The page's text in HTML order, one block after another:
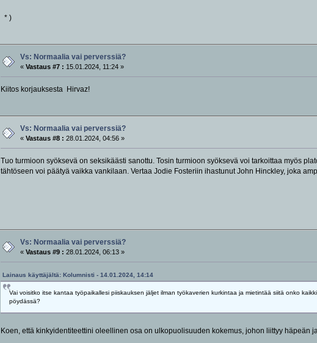
* )
Vs: Normaalia vai perverssiä?
«Vastaus #7 : 15.01.2024, 11:24 »
Kiitos korjauksesta Hirvaz!
Vs: Normaalia vai perverssiä?
«Vastaus #8 : 28.01.2024, 04:56 »
Tuo turmioon syöksevä on seksikäästi sanottu. Tosin turmioon syöksevä voi tarkoittaa myös
tähtöseen voi päätyä vaikka vankilaan. Vertaa Jodie Fosteriin ihastunut John Hinckley, joka
Vs: Normaalia vai perverssiä?
«Vastaus #9 : 28.01.2024, 06:13 »
Lainaus käyttäjältä: Kolumnisti - 14.01.2024, 14:14
Vai voisitko itse kantaa työpaikallesi piiskauksen jäljet ilman työkaverien kurkintaa ja mietintää siitä onko
pöydässä?
Koen, että kinkyidentiteettini oleellinen osa on ulkopuolisuuden kokemus, johon liittyy häpeän